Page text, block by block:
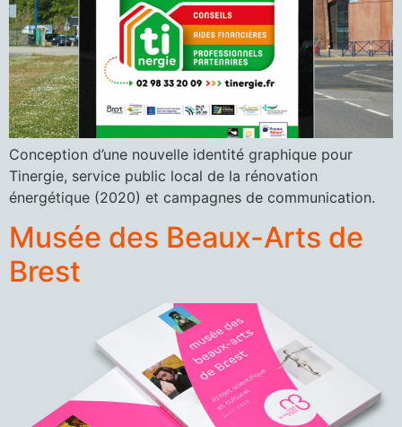
Conception d’une nouvelle identité graphique pour
Tinergie, service public local de la rénovation
énergétique (2020) et campagnes de communication.
Musée des Beaux-Arts de
Brest